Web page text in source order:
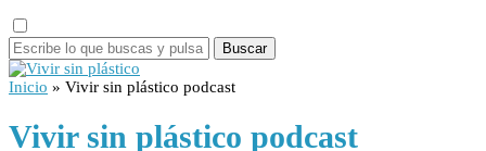
Buscar
Inicio » Vivir sin plástico podcast
Vivir sin plástico podcast